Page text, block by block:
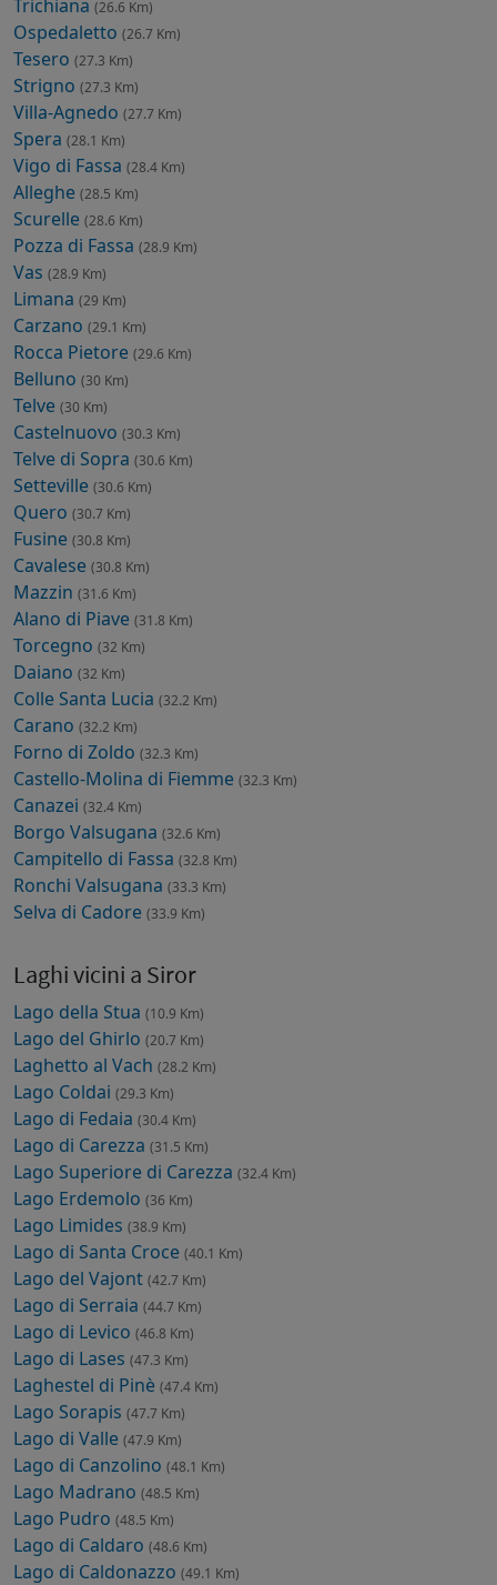
Trichiana (26.6 Km)
Ospedaletto (26.7 Km)
Tesero (27.3 Km)
Strigno (27.3 Km)
Villa-Agnedo (27.7 Km)
Spera (28.1 Km)
Vigo di Fassa (28.4 Km)
Alleghe (28.5 Km)
Scurelle (28.6 Km)
Pozza di Fassa (28.9 Km)
Vas (28.9 Km)
Limana (29 Km)
Carzano (29.1 Km)
Rocca Pietore (29.6 Km)
Belluno (30 Km)
Telve (30 Km)
Castelnuovo (30.3 Km)
Telve di Sopra (30.6 Km)
Setteville (30.6 Km)
Quero (30.7 Km)
Fusine (30.8 Km)
Cavalese (30.8 Km)
Mazzin (31.6 Km)
Alano di Piave (31.8 Km)
Torcegno (32 Km)
Daiano (32 Km)
Colle Santa Lucia (32.2 Km)
Carano (32.2 Km)
Forno di Zoldo (32.3 Km)
Castello-Molina di Fiemme (32.3 Km)
Canazei (32.4 Km)
Borgo Valsugana (32.6 Km)
Campitello di Fassa (32.8 Km)
Ronchi Valsugana (33.3 Km)
Selva di Cadore (33.9 Km)
Laghi vicini a Siror
Lago della Stua (10.9 Km)
Lago del Ghirlo (20.7 Km)
Laghetto al Vach (28.2 Km)
Lago Coldai (29.3 Km)
Lago di Fedaia (30.4 Km)
Lago di Carezza (31.5 Km)
Lago Superiore di Carezza (32.4 Km)
Lago Erdemolo (36 Km)
Lago Limides (38.9 Km)
Lago di Santa Croce (40.1 Km)
Lago del Vajont (42.7 Km)
Lago di Serraia (44.7 Km)
Lago di Levico (46.8 Km)
Lago di Lases (47.3 Km)
Laghestel di Pinè (47.4 Km)
Lago Sorapis (47.7 Km)
Lago di Valle (47.9 Km)
Lago di Canzolino (48.1 Km)
Lago Madrano (48.5 Km)
Lago Pudro (48.5 Km)
Lago di Caldaro (48.6 Km)
Lago di Caldonazzo (49.1 Km)